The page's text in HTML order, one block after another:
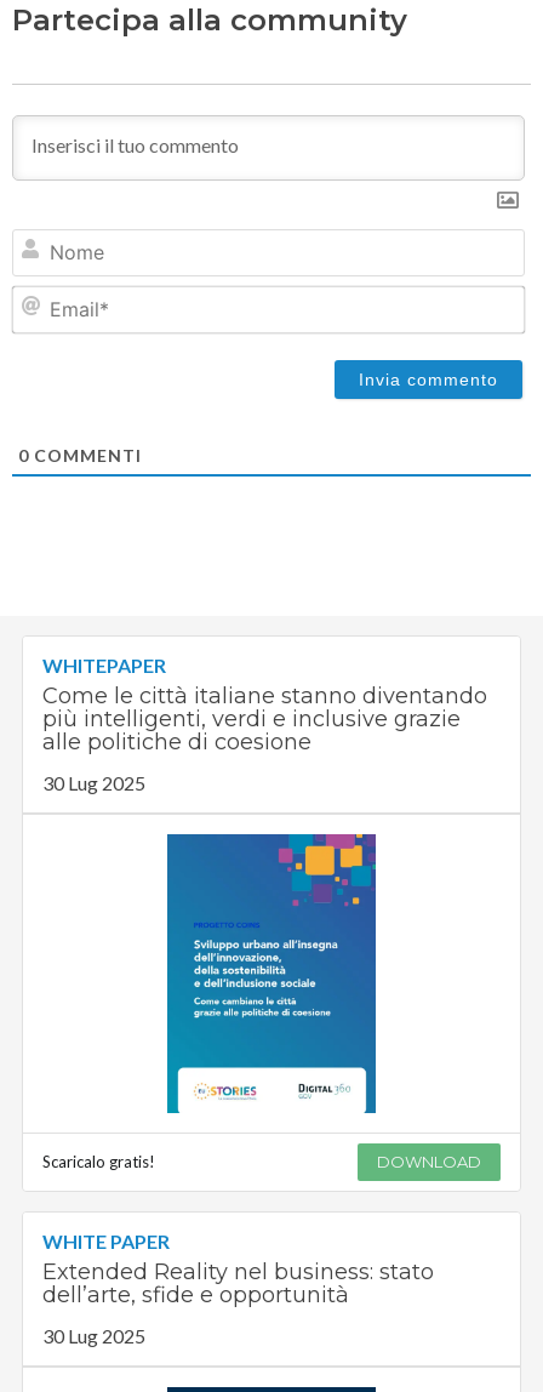
Partecipa alla community
0 COMMENTI
WHITEPAPER
Come le città italiane stanno diventando
più intelligenti, verdi e inclusive grazie
alle politiche di coesione
30 Lug 2025
Scaricalo gratis! DOWNLOAD
WHITE PAPER
Extended Reality nel business: stato
dell’arte, sfide e opportunità
30 Lug 2025